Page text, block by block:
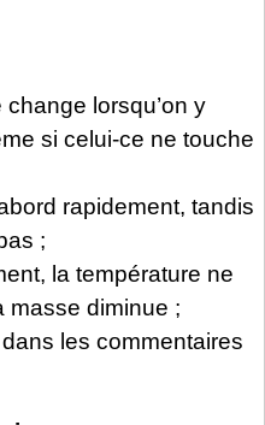
change lorsqu’on y
si celui-ce ne touche
rapidement, tandis
;
la température ne
masse diminue ;
les commentaires